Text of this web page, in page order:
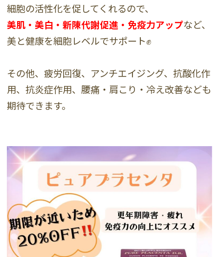
細胞の活性化を促してくれるので、
美肌・美白・新陳代謝促進・免疫力アップなど、
美と健康を細胞レベルでサポート✊
その他、疲労回復、アンチエイジング、抗酸化作
用、抗炎症作用、腰痛・肩こり・冷え改善なども
期待できます。